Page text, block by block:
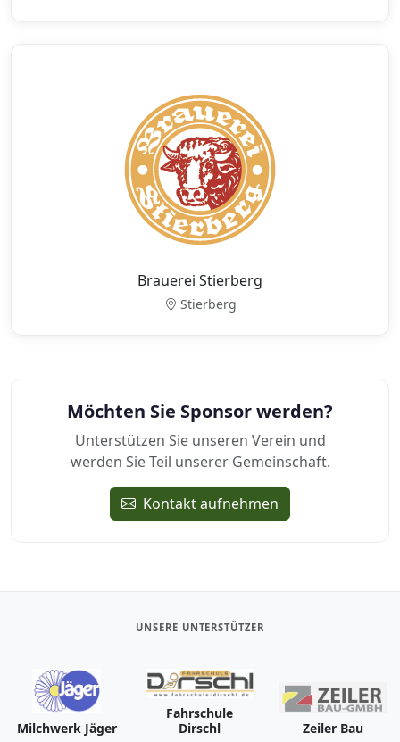
Brauerei Stierberg
Stierberg
Möchten Sie Sponsor werden?
Unterstützen Sie unseren Verein und
werden Sie Teil unserer Gemeinschaft.
Kontakt aufnehmen
UNSERE UNTERSTÜTZER
Milchwerk Jäger
Fahrschule
Dirschl
Zeiler Bau